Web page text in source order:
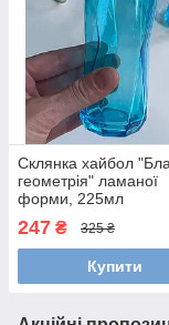
Склянка хайбол
геометрія" ламаної
форми, 225мл
247 ₴ 325 ₴
Купити